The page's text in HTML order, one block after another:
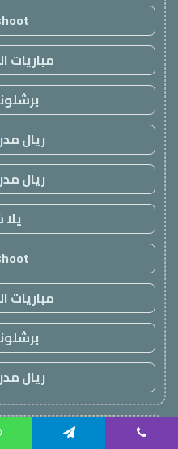
مباريات
ريال
ريال
مباريات
ريال